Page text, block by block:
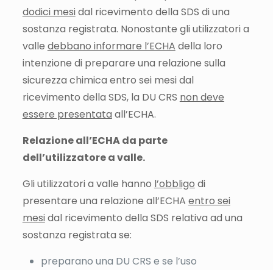
dodici mesidal ricevimento della SDS di una
sostanza registrata. Nonostante gli utilizzatori a
valle debbano informare l’ECHA della loro
intenzione di preparare una relazione sulla
sicurezza chimica entro sei mesi dal
ricevimento della SDS, la DU CRS non deve
essere presentata all’ECHA.
Relazione all’ECHA da parte
dell’utilizzatore a valle.
Gli utilizzatori a valle hanno l’obbligo di
presentare una relazione all’ECHA entro sei
mesidal ricevimento della SDS relativa ad una
sostanza registrata se:
preparano una DU CRS e se l’uso